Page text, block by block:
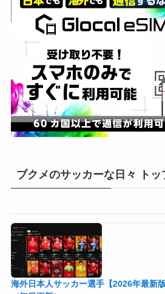
ブクメのサッカーな日々 トッ
海外日本人サッカー選手【2026年最新